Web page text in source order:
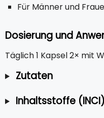
Für Männer und
Dosierung und
Täglich 1 Kapsel 2× mit
Zutaten
Inhaltsstoffe (INCI)